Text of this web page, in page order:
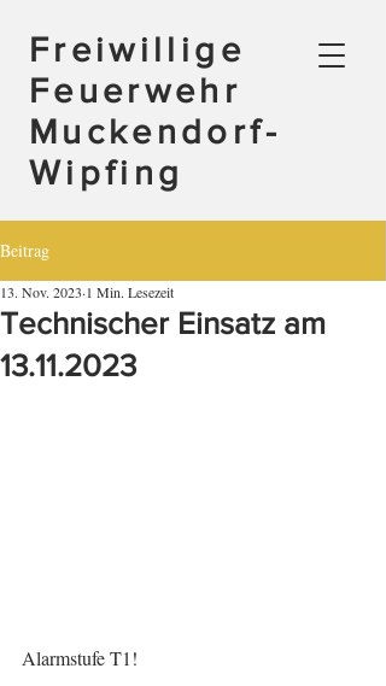
Freiwillige
Feuerwehr
Muckendorf-
Wipfing
Beitrag
Technischer Einsatz am
13.11.2023
13. Nov. 2023 1 Min. Lesezeit
Alarmstufe T1!